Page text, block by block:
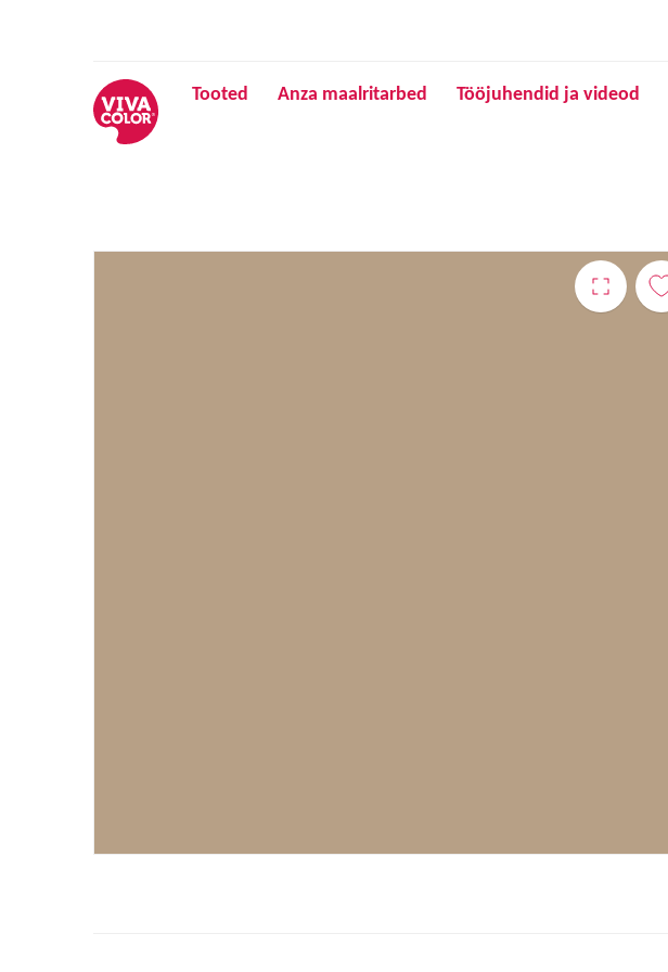
Tooted Anza maalritarbed Tööjuhendid ja videod